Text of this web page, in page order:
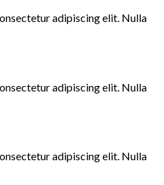
adipiscing elit. Nulla
adipiscing elit. Nulla
adipiscing elit. Nulla